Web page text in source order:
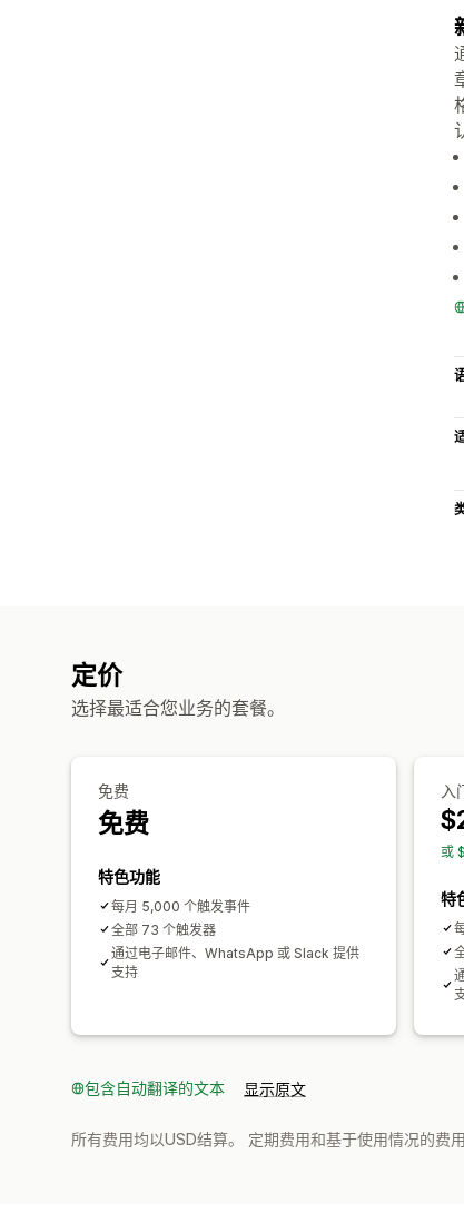
定价
选择最适合您业务的套餐。
免费
免费
特色功能
每月 5,000 个触发事件
全部 73 个触发器
通过电子邮件、WhatsApp 或 Slack 提供
支持
入
或
特
包含自动翻译的文本 显示原文
所有费用均以USD结算。 定期费用和基于使用情况的费